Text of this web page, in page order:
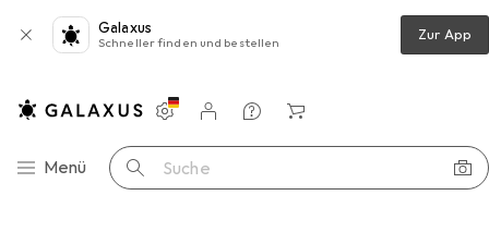
Galaxus
Schneller finden und bestellen Zur App
Navigation nach Kategorien
Menü Suche
Einstellungen
Kundenkonto
Vergleichslisten
Merklisten
Warenkorb